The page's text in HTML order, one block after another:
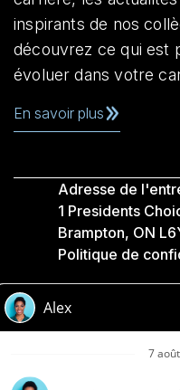
inspirants de nos
découvrez ce qui est
évoluer dans votre
En savoir plus
Adresse de
1 Presidents
Brampton, ON
Politique de
Accessibilité
Compagnies